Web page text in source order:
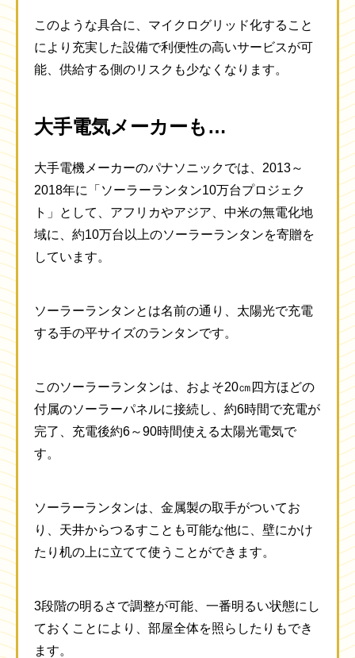
このような具合に、マイクログリッド化すること
により充実した設備で利便性の高いサービスが可
能、供給する側のリスクも少なくなります。
大手電気メーカーも…
大手電機メーカーのパナソニックでは、2013～
2018年に「ソーラーランタン10万台プロジェク
ト」として、アフリカやアジア、中米の無電化地
域に、約10万台以上のソーラーランタンを寄贈を
しています。
ソーラーランタンとは名前の通り、太陽光で充電
する手の平サイズのランタンです。
このソーラーランタンは、およそ20㎝四方ほどの
付属のソーラーパネルに接続し、約6時間で充電が
完了、充電後約6～90時間使える太陽光電気で
す。
ソーラーランタンは、金属製の取手がついてお
り、天井からつるすことも可能な他に、壁にかけ
たり机の上に立てて使うことができます。
3段階の明るさで調整が可能、一番明るい状態にし
ておくことにより、部屋全体を照らしたりもでき
ます。